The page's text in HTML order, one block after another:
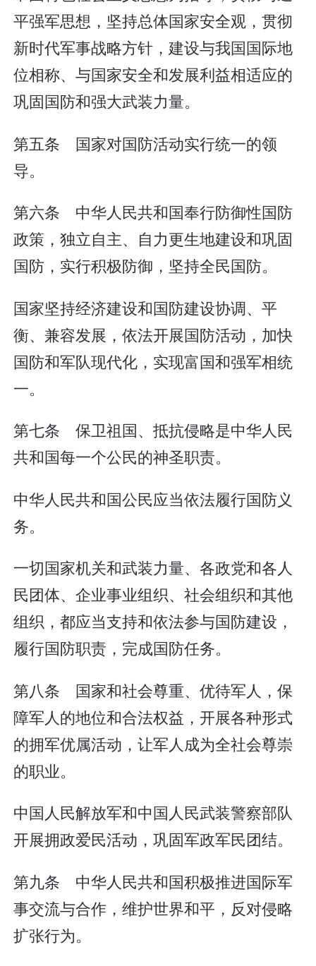
平强军思想，坚持总体国家安全观，贯彻
新时代军事战略方针，建设与我国国际地
位相称、与国家安全和发展利益相适应的
巩固国防和强大武装力量。
第五条 国家对国防活动实行统一的领
导。
第六条 中华人民共和国奉行防御性国防
政策，独立自主、自力更生地建设和巩固
国防，实行积极防御，坚持全民国防。
国家坚持经济建设和国防建设协调、平
衡、兼容发展，依法开展国防活动，加快
国防和军队现代化，实现富国和强军相统
一。
第七条 保卫祖国、抵抗侵略是中华人民
共和国每一个公民的神圣职责。
中华人民共和国公民应当依法履行国防义
务。
一切国家机关和武装力量、各政党和各人
民团体、企业事业组织、社会组织和其他
组织，都应当支持和依法参与国防建设，
履行国防职责，完成国防任务。
第八条 国家和社会尊重、优待军人，保
障军人的地位和合法权益，开展各种形式
的拥军优属活动，让军人成为全社会尊崇
的职业。
中国人民解放军和中国人民武装警察部队
开展拥政爱民活动，巩固军政军民团结。
第九条 中华人民共和国积极推进国际军
事交流与合作，维护世界和平，反对侵略
扩张行为。